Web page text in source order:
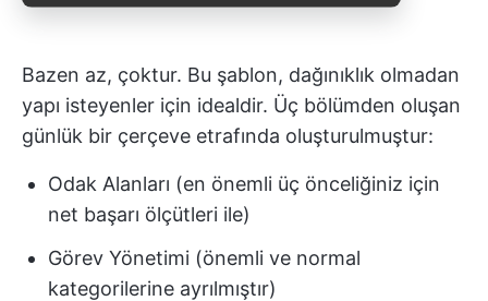
Bazen az, çoktur. Bu şablon, dağınıklık olmadan
yapı isteyenler için idealdir. Üç bölümden oluşan
günlük bir çerçeve etrafında oluşturulmuştur:
Odak Alanları (en önemli üç önceliğiniz için
net başarı ölçütleri ile)
Görev Yönetimi (önemli ve normal
kategorilerine ayrılmıştır)